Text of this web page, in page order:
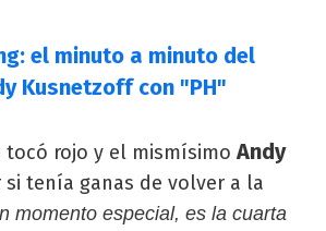
el minuto a minuto del
Kusnetzoff con "PH"
tocó rojo y el mismísimo Andy
tenía ganas de volver a la
momento especial, es la cuarta